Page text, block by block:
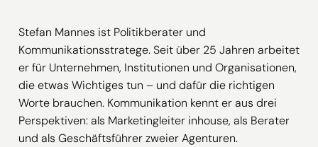
Stefan Mannes ist Politikberater und
Kommunikationsstratege. Seit über 25 Jahren arbeitet
er für Unternehmen, Institutionen und Organisationen,
die etwas Wichtiges tun – und dafür die richtigen
Worte brauchen. Kommunikation kennt er aus drei
Perspektiven: als Marketingleiter inhouse, als Berater
und als Geschäftsführer zweier Agenturen.